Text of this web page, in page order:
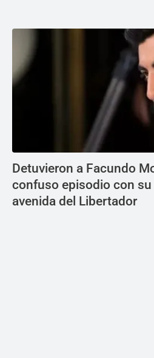
Detuvieron a Facundo
confuso episodio con su
avenida del Libertador